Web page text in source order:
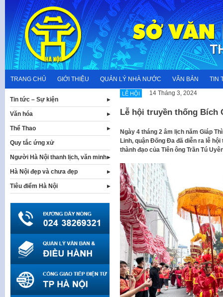
content
TRANG CHỦ GIỚI THIỆU QUẢN LÝ NHÀ NƯỚC VĂN BẢN TIN
LỄ HỘI 14 Tháng 3, 2024
Lễ hội truyền thống Bích
Ngày 4 tháng 2 âm lịch năm Giáp
Linh, quận Đống Đa đã diễn ra lễ
thành đạo của Tiên ông Trần Tú
Tin tức – Sự kiện
Văn hóa
Thể Thao
Quy tắc ứng xử
Người Hà Nội thanh lịch, văn minh
Hà Nội đẹp và chưa đẹp
Tiêu điểm Hà Nội